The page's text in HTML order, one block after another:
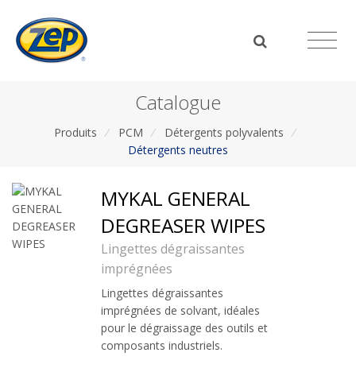
Catalogue
Produits / PCM / Détergents polyvalents /
Détergents neutres
MYKAL GENERAL
DEGREASER WIPES
Lingettes dégraissantes
imprégnées
Lingettes dégraissantes
imprégnées de solvant, idéales
pour le dégraissage des outils et
composants industriels.